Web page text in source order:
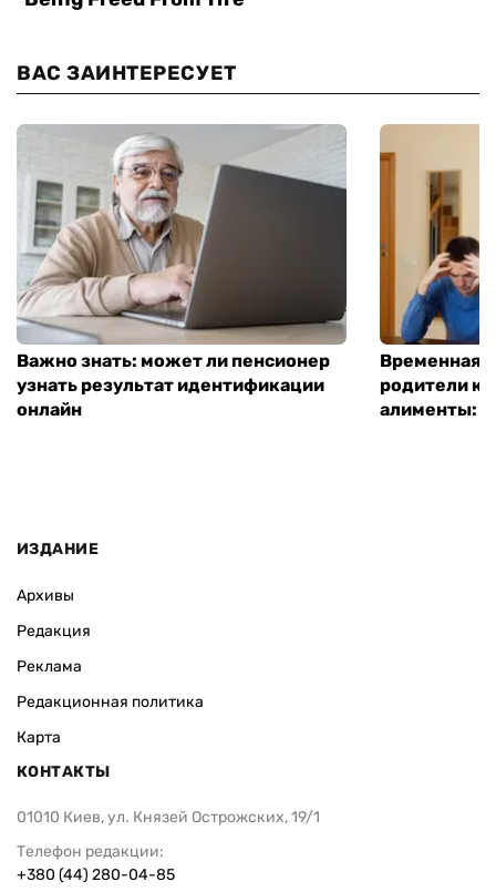
ВАС ЗАИНТЕРЕСУЕТ
Важно знать: может ли пенсионер
узнать результат идентификации
онлайн
Временная
родители
алименты:
ИЗДАНИЕ
Архивы
Редакция
Реклама
Редакционная политика
Карта
КОНТАКТЫ
01010 Киев, ул. Князей Острожских, 19/1
Телефон редакции:
+380 (44) 280-04-85